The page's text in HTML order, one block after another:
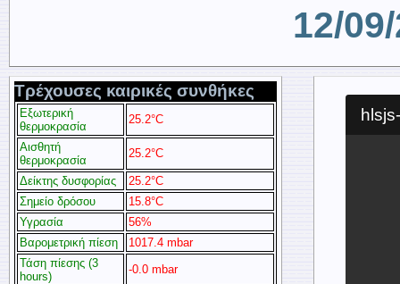
12/
Τρέχουσες καιρικές συνθήκες
Εξωτερική
θερμοκρασία
25.2°C
Αισθητή
θερμοκρασία
25.2°C
Δείκτης δυσφορίας
25.2°C
Σημείο δρόσου
15.8°C
Υγρασία
56%
Βαρομετρική πίεση
1017.4 mbar
Τάση πίεσης (3
hours)
-0.0 mbar